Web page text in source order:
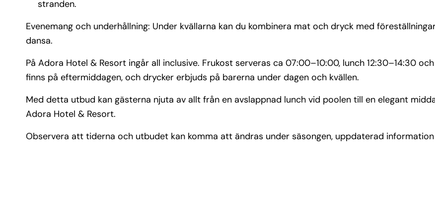
stranden.
Evenemang och underhållning: Under kvällarna kan du kombinera mat och dryck med
dansa.
På Adora Hotel & Resort ingår all inclusive. Frukost serveras ca 07:00–10:00, lunch 12:30–14:30
finns på eftermiddagen, och drycker erbjuds på barerna under dagen och kvällen.
Med detta utbud kan gästerna njuta av allt från en avslappnad lunch vid poolen till en elegant
Adora Hotel & Resort.
Observera att tiderna och utbudet kan komma att ändras under säsongen, uppdaterad